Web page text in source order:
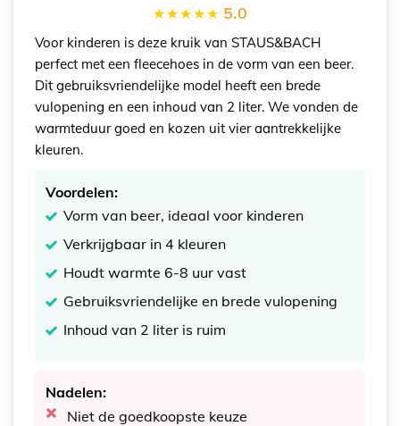
5.0
Voor kinderen is deze kruik van STAUS&BACH
perfect met een fleecehoes in de vorm van een beer.
Dit gebruiksvriendelijke model heeft een brede
vulopening en een inhoud van 2 liter. We vonden de
warmteduur goed en kozen uit vier aantrekkelijke
kleuren.
Voordelen:
Vorm van beer, ideaal voor kinderen
Verkrijgbaar in 4 kleuren
Houdt warmte 6-8 uur vast
Gebruiksvriendelijke en brede vulopening
Inhoud van 2 liter is ruim
Nadelen:
Niet de goedkoopste keuze